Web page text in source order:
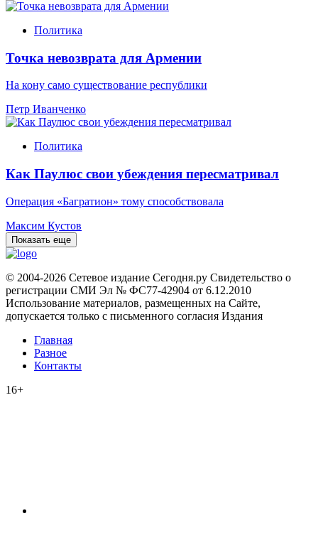
Политика
Точка невозврата для Армении
На кону само существование республики
Петр Иванченко
Политика
Как Паулюс свои убеждения пересматривал
Операция «Багратион» тому способствовала
Максим Кустов
Показать еще
© 2004-2026 Сетевое издание Сегодня.ру Свидетельство о
регистрации СМИ Эл № ФС77-42904 от 6.12.2010
Использование материалов, размещенных на Сайте,
допускается только с письменного согласия Издания
Главная
Разное
Контакты
16+